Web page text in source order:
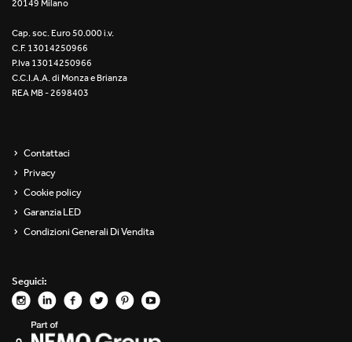
Re Low LED
Roll IOS
Unit 1X
Unit Channel
Unit Round
Yori Evo 48V
Yori Evo Box
20149 Milano
Cap. soc. Euro 50.000 i.v.
C.F. 13014250966
P.Iva 13014250966
C.C.I.A.A. di Monza e Brianza
REA MB - 2698403
Contattaci
Privacy
Cookie policy
Garanzia LED
Condizioni Generali Di Vendita
Seguici: